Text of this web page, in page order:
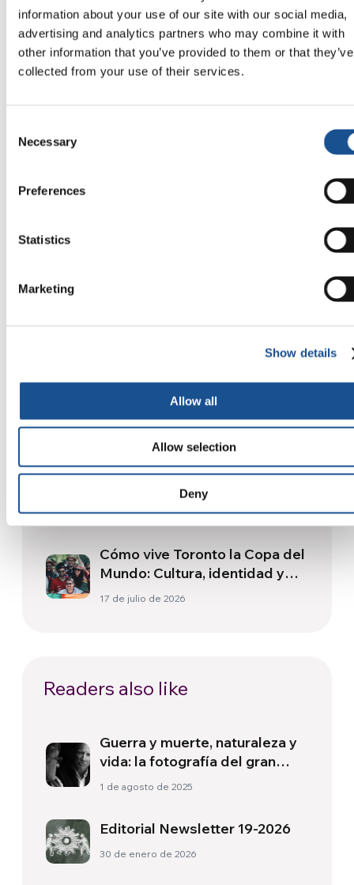
information about your use of our site with our social media,
advertising and analytics partners who may combine it with
other information that you’ve provided to them or that they’ve
collected from your use of their services.
Selection
Necessary
Preferences
Statistics
Marketing
Show details
Allow all
Allow selection
Deny
❮ ❯
Tres historias de ecología,
deporte y salud en
Sudamérica
30 de julio de 2026
Festival Re-Imaginar la Paz, un
himno a la paz desde Florencia
24 de julio de 2026
Cómo vive Toronto la Copa del
Mundo: Cultura, identidad y
política más allá del terreno
17 de julio de 2026
Readers also like
Guerra y muerte, naturaleza y
vida: la fotografía del gran
Sebastião Salgado
1 de agosto de 2025
Editorial Newsletter 19-2026
30 de enero de 2026